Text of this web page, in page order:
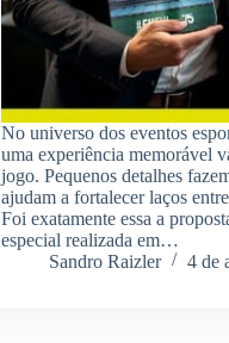
No universo dos eventos
uma experiência memorável
jogo. Pequenos detalhes
ajudam a fortalecer laços
Foi exatamente essa a
especial realizada em…
Sandro Raizler
4 de